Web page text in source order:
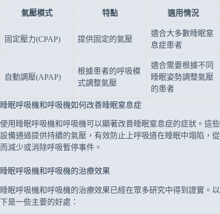
氣壓模式 特點 適用情況
固定壓力(CPAP) 提供固定的氣壓
適合大多數睡眠窒
息症患者
自動調壓(APAP)
根據患者的呼吸模
式調整氣壓
適合需要根據不同
睡眠姿勢調整氣壓
的患者
睡眠呼吸機和呼吸機如何改善睡眠窒息症
使用睡眠呼吸機和呼吸機可以顯著改善睡眠窒息症的症狀。這些
設備通過提供持續的氣壓，有效防止上呼吸道在睡眠中塌陷，從
而減少或消除呼吸暫停事件。
睡眠呼吸機和呼吸機的治療效果
睡眠呼吸機和呼吸機的治療效果已經在眾多研究中得到證實。以
下是一些主要的好處：